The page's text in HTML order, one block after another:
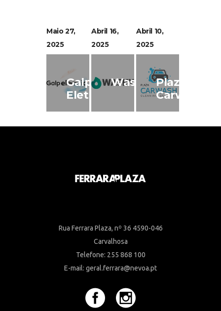
Maio 27,
2025
Galp
Eletric
Abril 16,
2025
Washy
Abril 10,
2025
Plaza
Carwash
Rua Ferrara Plaza, nº 36 4590-046
Carvalhosa
Telefone: 255 868 100
E-mail: geral.ferrara@nevoa.pt